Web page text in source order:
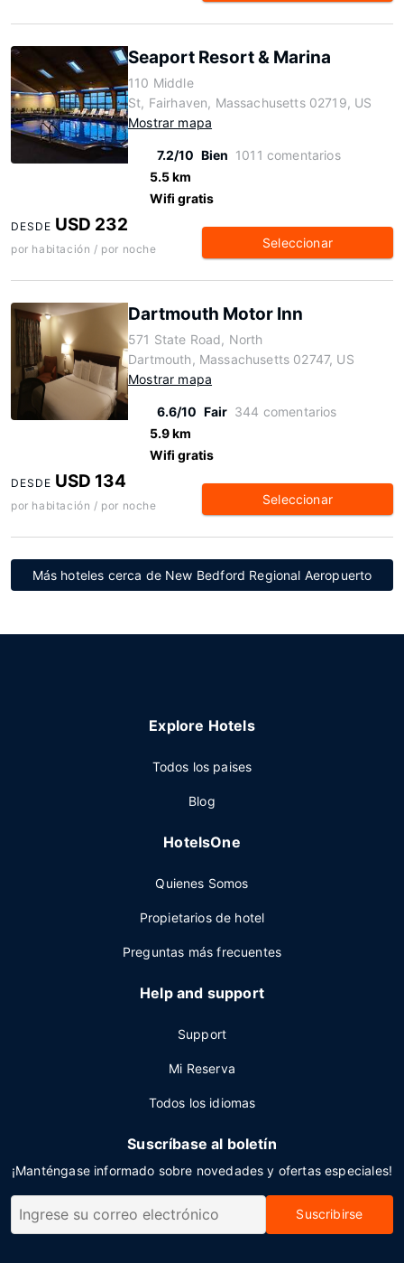
Seaport Resort & Marina
110 Middle
St, Fairhaven, Massachusetts 02719, US
Mostrar mapa
7.2/10 Bien 1011 comentarios
5.5 km
Wifi gratis
DESDE USD 232
por habitación / por noche Seleccionar
Dartmouth Motor Inn
571 State Road, North
Dartmouth, Massachusetts 02747, US
Mostrar mapa
6.6/10 Fair 344 comentarios
5.9 km
Wifi gratis
DESDE USD 134
por habitación / por noche Seleccionar
Más hoteles cerca de New Bedford Regional Aeropuerto
Explore Hotels
Todos los paises
Blog
HotelsOne
Quienes Somos
Propietarios de hotel
Preguntas más frecuentes
Help and support
Support
Mi Reserva
Todos los idiomas
Suscríbase al boletín
¡Manténgase informado sobre novedades y ofertas especiales!
Suscribirse